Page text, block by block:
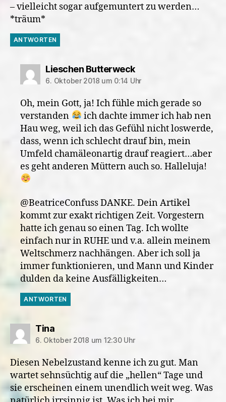
– vielleicht sogar aufgemuntert zu werden…
*träum*
ANTWORTEN
Lieschen Butterwecksagt:
6. Oktober 2018 um 0:14 Uhr
Oh, mein Gott, ja! Ich fühle mich gerade so
verstanden
ich dachte immer ich hab nen
Hau weg, weil ich das Gefühl nicht loswerde,
dass, wenn ich schlecht drauf bin, mein
Umfeld chamäleonartig drauf reagiert…aber
es geht anderen Müttern auch so. Halleluja!
@BeatriceConfuss DANKE. Dein Artikel
kommt zur exakt richtigen Zeit. Vorgestern
hatte ich genau so einen Tag. Ich wollte
einfach nur in RUHE und v.a. allein meinem
Weltschmerz nachhängen. Aber ich soll ja
immer funktionieren, und Mann und Kinder
dulden da keine Ausfälligkeiten…
ANTWORTEN
Tinasagt:
6. Oktober 2018 um 12:30 Uhr
Diesen Nebelzustand kenne ich zu gut. Man
wartet sehnsüchtig auf die „hellen“ Tage und
sie erscheinen einem unendlich weit weg. Was